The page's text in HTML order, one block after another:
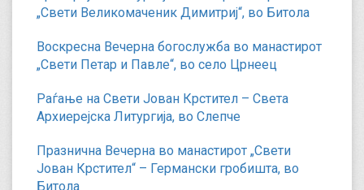
„Свети Великомаченик Димитриј“, во Битола
Воскресна Вечерна богослужба во манастирот
„Свети Петар и Павле“, во село Црнеец
Раѓање на Свети Јован Крстител – Света
Архиерејска Литургија, во Слепче
Празнична Вечерна во манастирот „Свети
Јован Крстител“ – Германски гробишта, во
Битола